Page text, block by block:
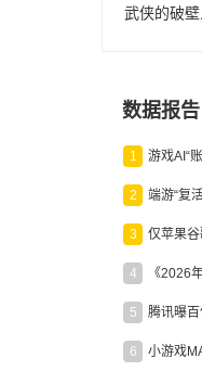
武侠的破
数据报告
1
2
3
4 《2026
5
6 小游戏